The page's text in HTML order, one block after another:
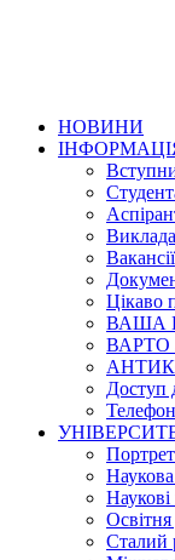
НОВИНИ
Вакансії
Цікаво
ВАША
ВАРТО
Доступ
Наукова
Освітня
Сталий